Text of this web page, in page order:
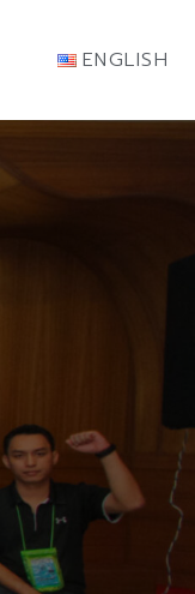
ENGLISH